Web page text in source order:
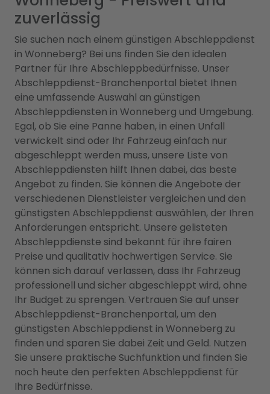
zuverlässig
Sie suchen nach einem günstigen Abschleppdienst
in Wonneberg? Bei uns finden Sie den idealen
Partner für Ihre Abschleppbedürfnisse. Unser
Abschleppdienst-Branchenportal bietet Ihnen
eine umfassende Auswahl an günstigen
Abschleppdiensten in Wonneberg und Umgebung.
Egal, ob Sie eine Panne haben, in einen Unfall
verwickelt sind oder Ihr Fahrzeug einfach nur
abgeschleppt werden muss, unsere Liste von
Abschleppdiensten hilft Ihnen dabei, das beste
Angebot zu finden. Sie können die Angebote der
verschiedenen Dienstleister vergleichen und den
günstigsten Abschleppdienst auswählen, der Ihren
Anforderungen entspricht. Unsere gelisteten
Abschleppdienste sind bekannt für ihre fairen
Preise und qualitativ hochwertigen Service. Sie
können sich darauf verlassen, dass Ihr Fahrzeug
professionell und sicher abgeschleppt wird, ohne
Ihr Budget zu sprengen. Vertrauen Sie auf unser
Abschleppdienst-Branchenportal, um den
günstigsten Abschleppdienst in Wonneberg zu
finden und sparen Sie dabei Zeit und Geld. Nutzen
Sie unsere praktische Suchfunktion und finden Sie
noch heute den perfekten Abschleppdienst für
Ihre Bedürfnisse.